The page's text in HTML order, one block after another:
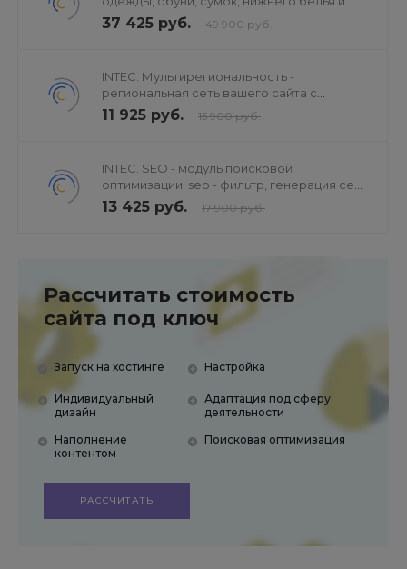
аксессуаров
37 425 руб. 49 900 руб.
INTEC: Мультирегиональность -
региональная сеть вашего сайта с
продвижением в поисковиках
11 925 руб. 15 900 руб.
INTEC. SEO - модуль поисковой
оптимизации: seo - фильтр, генерация сео
- текстов, H1, мета-тегов
13 425 руб. 17 900 руб.
Рассчитать стоимость
сайта под ключ
Запуск на хостинге
Индивидуальный
дизайн
Наполнение
контентом
Настройка
Адаптация под сферу
деятельности
Поисковая оптимизация
РАССЧИТАТЬ